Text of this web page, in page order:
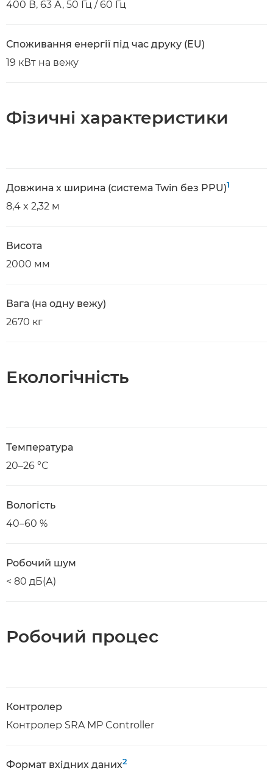
400 В, 63 А, 50 Гц / 60 Гц
Споживання енергії під час друку (EU)
19 кВт на вежу
Фізичні характеристики
Довжина х ширина (система Twin без PPU)1
8,4 x 2,32 м
Висота
2000 мм
Вага (на одну вежу)
2670 кг
Екологічність
Температура
20–26 °C
Вологість
40–60 %
Робочий шум
< 80 дБ(А)
Робочий процес
Контролер
Контролер SRA MP Controller
Формат вхідних даних2